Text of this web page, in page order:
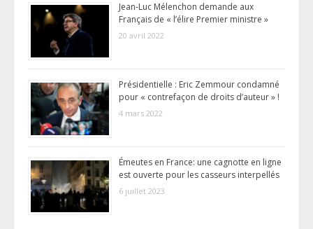
Jean-Luc Mélenchon demande aux
Français de « l’élire Premier ministre »
20 avril 2022
Présidentielle : Eric Zemmour condamné
pour « contrefaçon de droits d’auteur » !
4 mars 2022
Émeutes en France: une cagnotte en ligne
est ouverte pour les casseurs interpellés
6 juillet 2023